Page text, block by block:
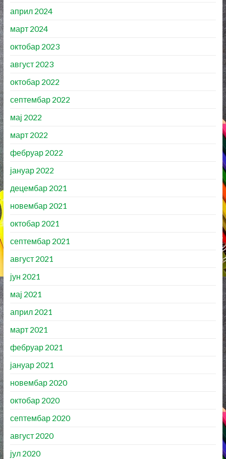
април 2024
март 2024
октобар 2023
август 2023
октобар 2022
септембар 2022
мај 2022
март 2022
фебруар 2022
јануар 2022
децембар 2021
новембар 2021
октобар 2021
септембар 2021
август 2021
јун 2021
мај 2021
април 2021
март 2021
фебруар 2021
јануар 2021
новембар 2020
октобар 2020
септембар 2020
август 2020
јул 2020